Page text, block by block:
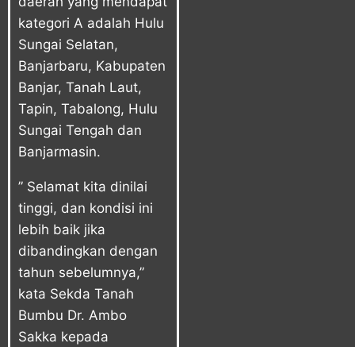
kategori A adalah Hulu
Sungai Selatan,
Banjarbaru, Kabupaten
Banjar, Tanah Laut,
Tapin, Tabalong, Hulu
Sungai Tengah dan
Banjarmasin.
” Selamat kita dinilai
tinggi, dan kondisi ini
lebih baik jika
dibandingkan dengan
tahun sebelumnya,”
kata Sekda Tanah
Bumbu Dr. Ambo
Sakka kepada